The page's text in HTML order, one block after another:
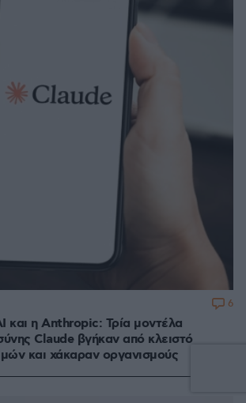
και η Anthropic: Τρία μοντέλα
Claude βγήκαν από κλειστό
και χάκαραν οργανισμούς
6